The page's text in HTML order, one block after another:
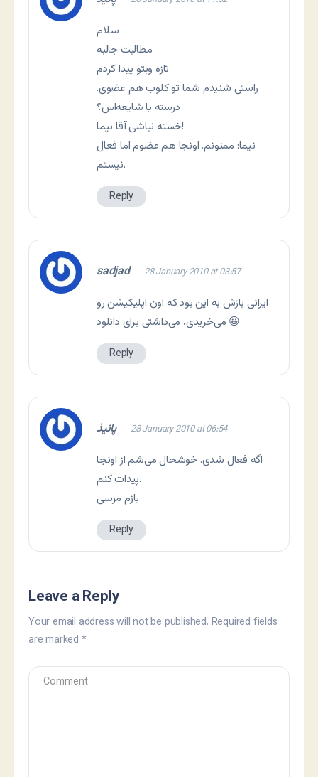
سلام
مطالبت جالبه
تازه وبتو پیدا کردم
راستی شنیدم شما تو کلوب هم عضوی.
درسته یا شایعه‌اس؟
خسته نباشی آقا نیما!
نیما: ممنونم. اونجا هم عضوم اما فعال
نیستم.
Reply
sadjad 28 January 2010 at 03:57
ایرانی بازش به این بود که اون اپلیکیشن رو
می‌خریدی، می‌ذاشتی برای دانلود 😀
Reply
پانیذ 28 January 2010 at 06:54
اگه فعال شدی. خوشحال می‌شم از اونجا
پیدات کنم.
بازم مرسی
Reply
Leave a Reply
Your email address will not be published. Required fields
are marked *